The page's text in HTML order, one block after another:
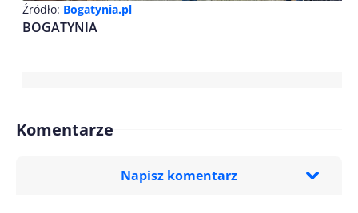
Źródło: Bogatynia.pl
BOGATYNIA
Komentarze
Napisz komentarz